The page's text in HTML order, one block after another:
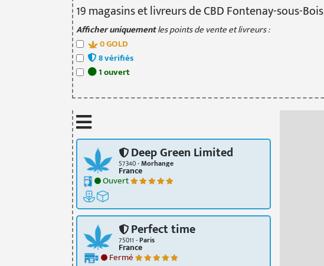
19magasinset livreursde CBD Fontenay-sous-Bois
Afficher uniquementles points de vente et livreurs :
0GOLD
8vérifiés
1ouvert
Deep Green Limited
57340 -Morhange
France
Ouvert
Perfect time
75011 -Paris
France
Fermé